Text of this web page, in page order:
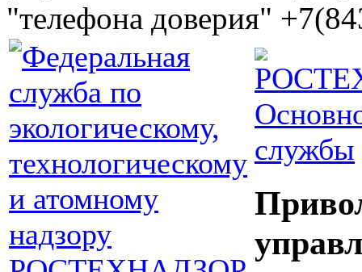
"телефона доверия"
службы